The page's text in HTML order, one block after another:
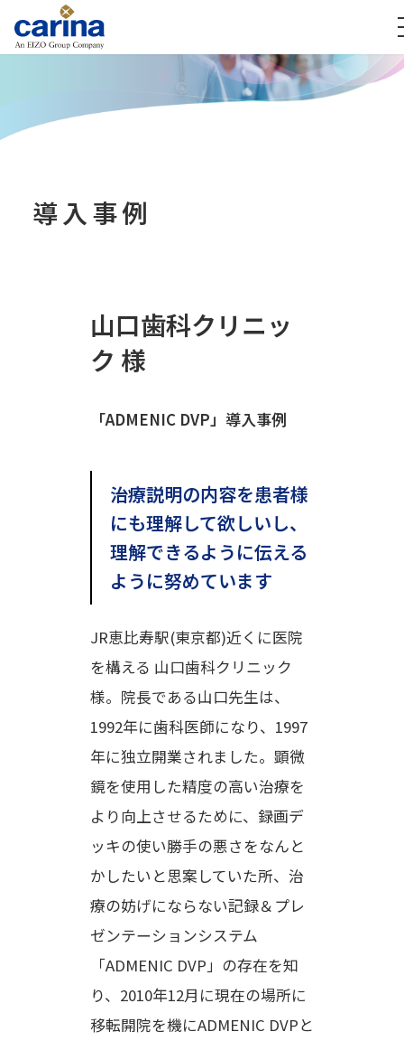
導入事例
山口歯科クリニッ
ク 様
「ADMENIC DVP」導入事例
治療説明の内容を患者様
にも理解して欲しいし、
理解できるように伝える
ように努めています
JR恵比寿駅(東京都)近くに医院
を構える 山口歯科クリニック
様。院長である山口先生は、
1992年に歯科医師になり、1997
年に独立開業されました。顕微
鏡を使用した精度の高い治療を
より向上させるために、録画デ
ッキの使い勝手の悪さをなんと
かしたいと思案していた所、治
療の妨げにならない記録＆プレ
ゼンテーションシステム
「ADMENIC DVP」の存在を知
り、2010年12月に現在の場所に
移転開院を機にADMENIC DVPと